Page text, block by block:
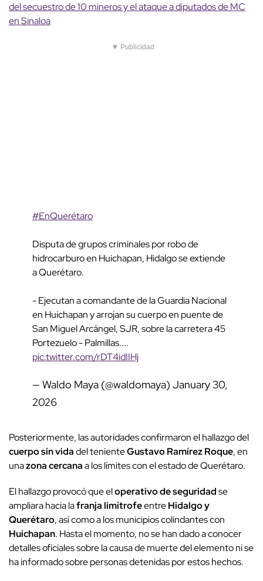
del secuestro de 10 mineros y el ataque a diputados de MC
en Sinaloa
▼ Publicidad
#EnQuerétaro
Disputa de grupos criminales por robo de
hidrocarburo en Huichapan, Hidalgo se extiende
a Querétaro.
- Ejecutan a comandante de la Guardia Nacional
en Huichapan y arrojan su cuerpo en puente de
San Miguel Arcángel, SJR, sobre la carretera 45
Portezuelo - Palmillas....
pic.twitter.com/rDT4idIIHj
— Waldo Maya (@waldomaya) January 30,
2026
Posteriormente, las autoridades confirmaron el hallazgo del
cuerpo sin vidadel tenienteGustavo Ramírez Roque, en
unazona cercanaa los límites con el estado de Querétaro.
El hallazgo provocó que eloperativo de seguridadse
ampliara hacia lafranja limítrofeentreHidalgo y
Querétaro, así como a los municipios colindantes con
Huichapan. Hasta el momento, no se han dado a conocer
detalles oficiales sobre la causa de muerte del elemento ni se
ha informado sobre personas detenidas por estos hechos.